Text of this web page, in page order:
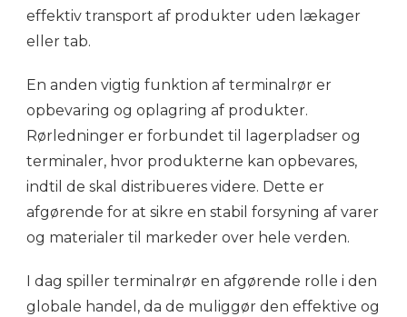
effektiv transport af produkter uden lækager
eller tab.
En anden vigtig funktion af terminalrør er
opbevaring og oplagring af produkter.
Rørledninger er forbundet til lagerpladser og
terminaler, hvor produkterne kan opbevares,
indtil de skal distribueres videre. Dette er
afgørende for at sikre en stabil forsyning af varer
og materialer til markeder over hele verden.
I dag spiller terminalrør en afgørende rolle i den
globale handel, da de muliggør den effektive og